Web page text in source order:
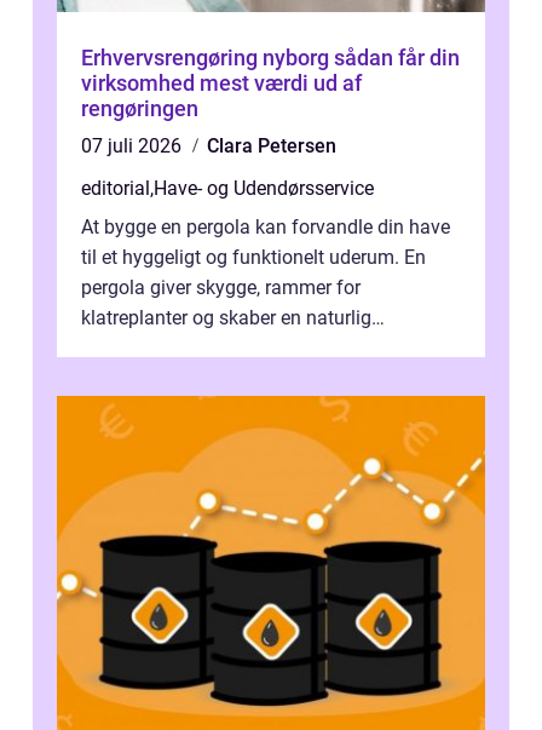
Erhvervsrengøring nyborg sådan får din
virksomhed mest værdi ud af
rengøringen
07 juli 2026
Clara Petersen
editorial ,Have- og Udendørsservice
At bygge en pergola kan forvandle din have
til et hyggeligt og funktionelt uderum. En
pergola giver skygge, rammer for
klatreplanter og skaber en naturlig